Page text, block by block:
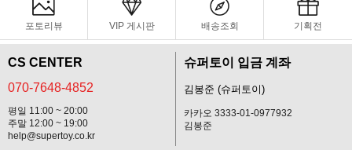
포토리뷰 VIP 게시판 배송조회 기획전
CS CENTER
070-7648-4852
평일 11:00 ~ 20:00
주말 12:00 ~ 19:00
help@supertoy.co.kr
슈퍼토이 입금 계좌
김봉준 (슈퍼토이)
카카오 3333-01-0977932
김봉준